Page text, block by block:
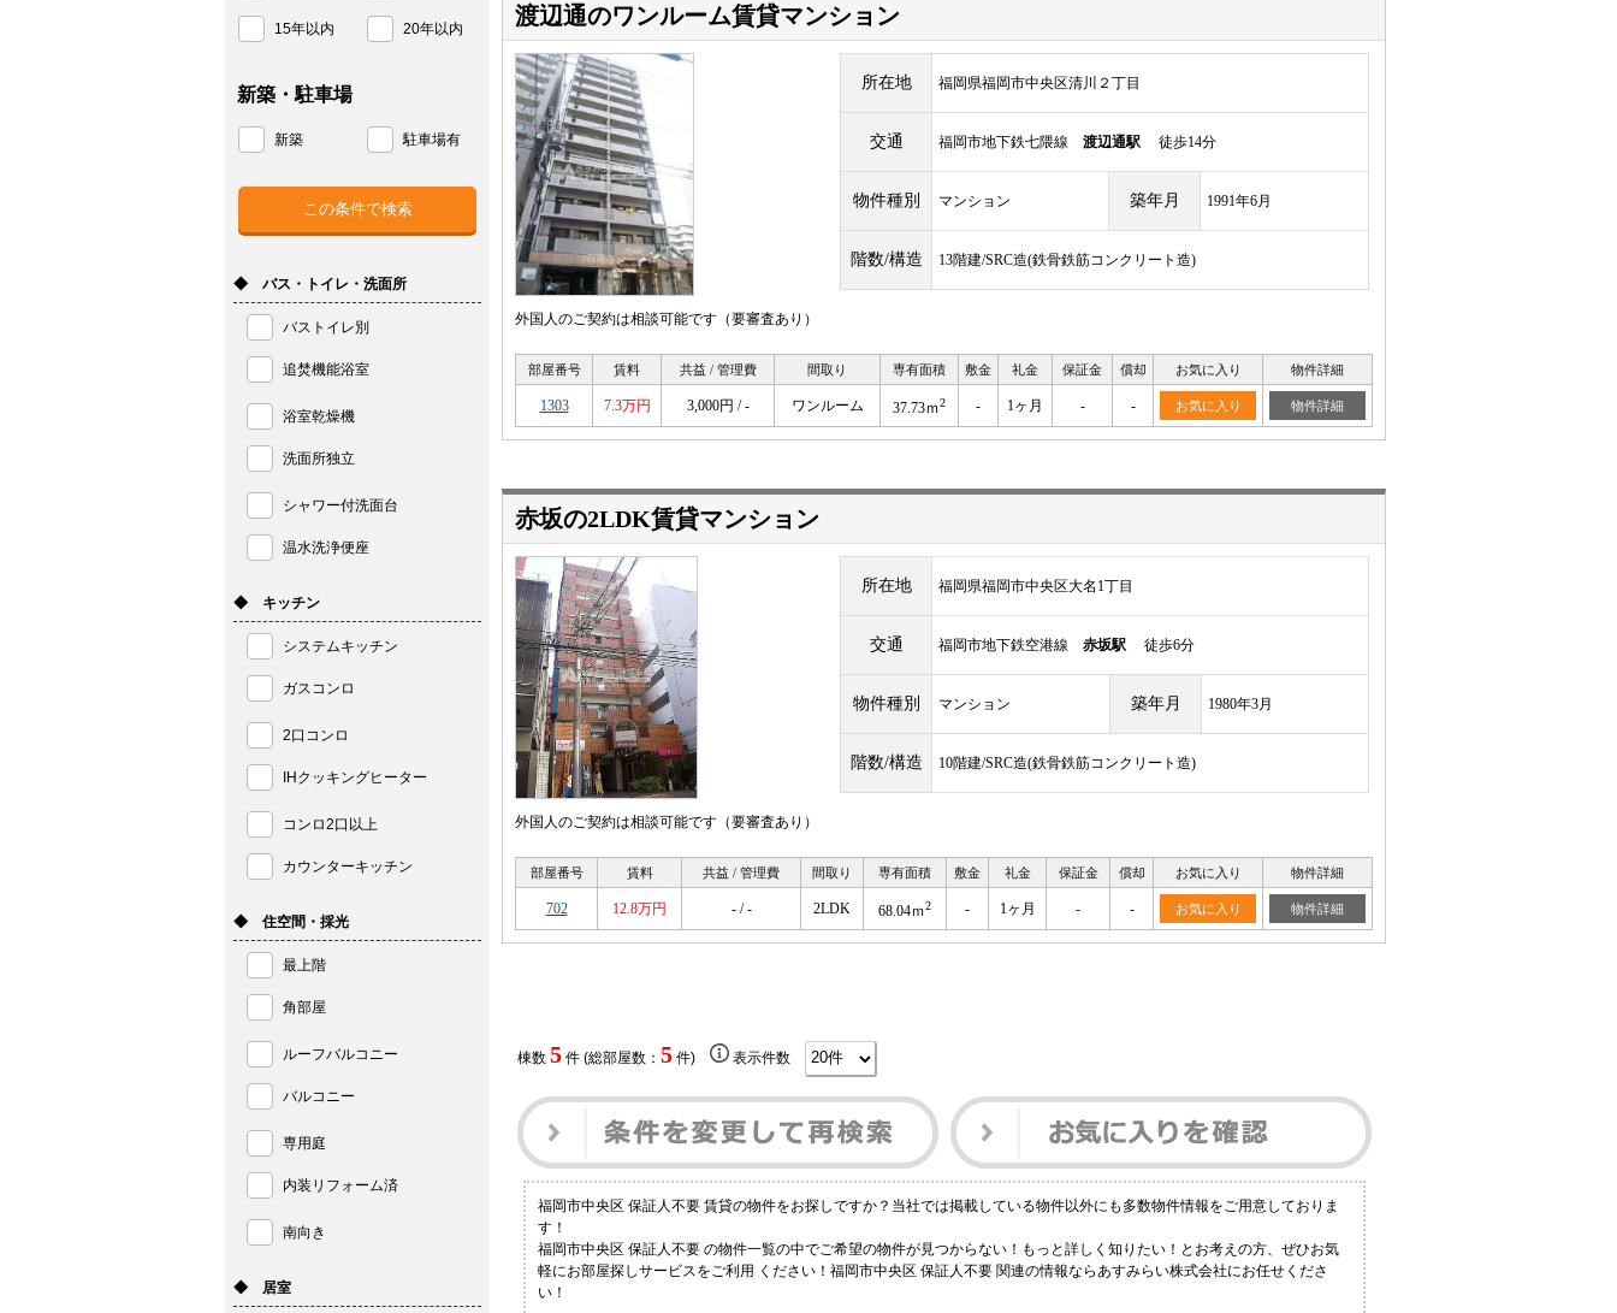
渡辺通のワンルーム賃貸マンション
所在地 福岡県福岡市中央区清川２丁目
交通 福岡市地下鉄七隈線 渡辺通駅 徒歩14分
物件種別 マンション 築年月 1991年6月
階数/構造 13階建/SRC造(鉄骨鉄筋コンクリート造)
外国人のご契約は相談可能です（要審査あり）
部屋番号 賃料 共益 / 管理費 間取り 専有面積 敷金 礼金 保証金 償却 お気に入り 物件詳細
1303 7.3万円 3,000円 / - ワンルーム 37.73ｍ2 - 1ヶ月 - - お気に入り 物件詳細
赤坂の2LDK賃貸マンション
所在地 福岡県福岡市中央区大名1丁目
交通 福岡市地下鉄空港線 赤坂駅 徒歩6分
物件種別 マンション 築年月 1980年3月
階数/構造 10階建/SRC造(鉄骨鉄筋コンクリート造)
外国人のご契約は相談可能です（要審査あり）
部屋番号 賃料 共益 / 管理費 間取り 専有面積 敷金 礼金 保証金 償却 お気に入り 物件詳細
702 12.8万円 - / - 2LDK 68.04ｍ2 - 1ヶ月 - - お気に入り 物件詳細
棟数 5件 (総部屋数： 5件) 表示件数
福岡市中央区 保証人不要 賃貸の物件をお探しですか？当社では掲載している物件以外にも多数物件情報をご用意しておりま
す！
福岡市中央区 保証人不要 の物件一覧の中でご希望の物件が見つからない！もっと詳しく知りたい！とお考えの方、ぜひお気
軽にお部屋探しサービスをご利用 ください！福岡市中央区 保証人不要 関連の情報ならあすみらい株式会社にお任せくださ
い！
15年以内 20年以内
新築・駐車場
新築 駐車場有
◆ バス・トイレ・洗面所
バストイレ別
追焚機能浴室
浴室乾燥機
洗面所独立
シャワー付洗面台
温水洗浄便座
◆ キッチン
システムキッチン
ガスコンロ
2口コンロ
IHクッキングヒーター
コンロ2口以上
カウンターキッチン
◆ 住空間・採光
最上階
角部屋
ルーフバルコニー
バルコニー
専用庭
内装リフォーム済
南向き
◆ 居室